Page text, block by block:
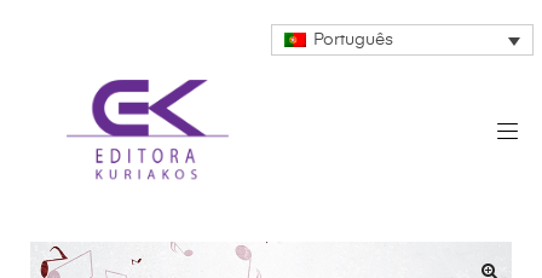
Português